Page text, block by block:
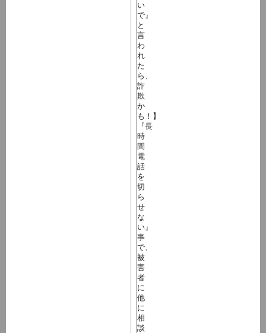
い
で』
と
言
わ
れ
た
ら、
詐
欺
か
も！】
『長
時
間
電
話
を
切
ら
せ
な
い』
事
で、
被
害
者
に
他
に
相
談